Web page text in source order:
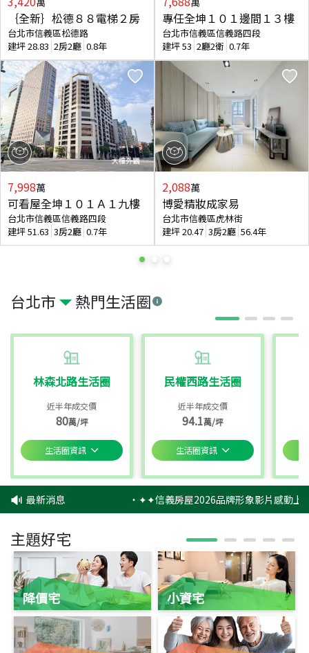
台北市 熱門生活圈
林森北路生活圈
近半年成交價
80萬/坪
生活圈資訊
民權西路生活圈
近半年成交價
94.1萬/坪
生活圈資訊
｛全新｝松德８８電梯２房
台北市信義區松德路
建坪28.83 2房2廳 0.8年
7,998萬
可看屋全坤１０１Ａ１九樓
台北市信義區信義路四段
建坪51.63 3房2廳 0.7年
專任全坤１０１邊間１３樓
台北市信義區信義路四段
建坪53 2廳2衛 0.7年
2,088萬
博愛精妝成家易
台北市信義區虎林街
建坪20.47 3房2廳 56.4年
最新消息 ‧✦✦信義房屋2026品牌形象影片感動上
主題好宅
降價宅 小資宅